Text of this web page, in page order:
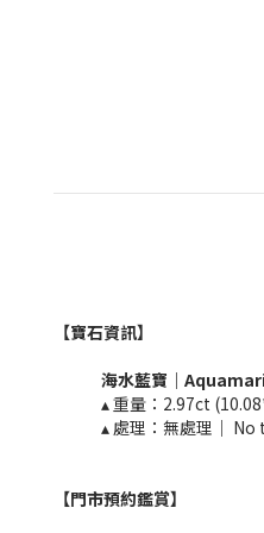
【寶石資訊】
海水藍寶 ｜
▴ 重量：2.97ct
▴ 處理：無處理｜
【門市預約鑑賞】